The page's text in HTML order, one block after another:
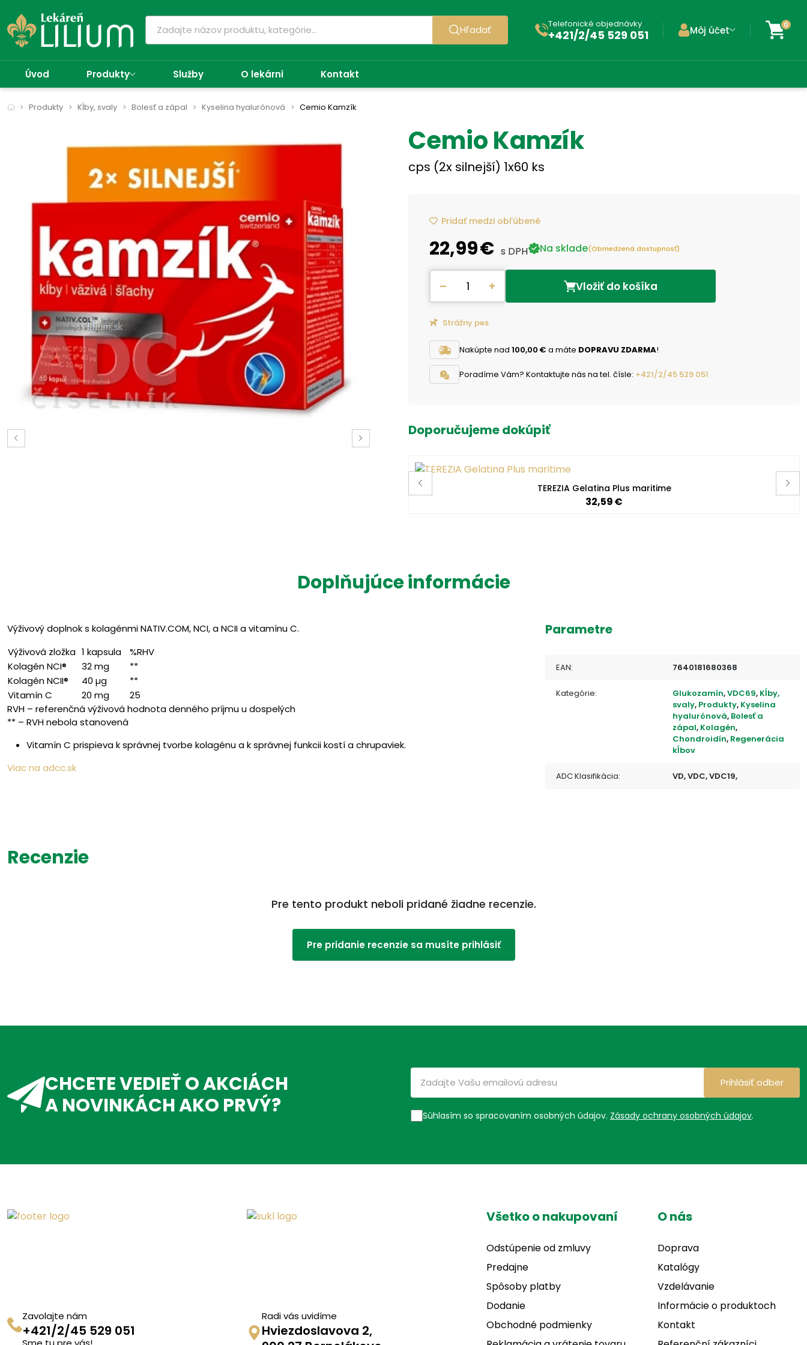
Hľadať Telefonické objednávky
+421/2/45 529 051 Môj účet 0
Úvod Produkty Služby O lekárni Kontakt
Produkty Kĺby, svaly Bolesť a zápal Kyselina hyalurónová Cemio Kamzík
Cemio Kamzík
cps (2x silnejší) 1x60 ks
Pridať medzi obľúbené
22,99 € s DPH Na sklade(Obmedzená dostupnosť)
– + Vložiť do košíka
Strážny pes
Nakúpte nad 100,00 € a máte DOPRAVU ZDARMA!
Poradíme Vám? Kontaktujte nás na tel. čísle: +421/2/45 529 051
Doporučujeme dokúpiť
TEREZIA Gelatina Plus maritime
32,59 €
Doplňujúce informácie
Výživový doplnok s kolagénmi NATIV.COM, NCI, a NCII a vitamínu C.
Výživová zložka 1 kapsula %RHV
Kolagén NCI®
32 mg
**
Kolagén NCII®
40 µg
**
Vitamín C
20 mg
25
RVH – referenčná výživová hodnota denného príjmu u dospelých
** – RVH nebola stanovená
Vitamín C prispieva k správnej tvorbe kolagénu a k správnej funkcii kostí a chrupaviek.
Viac na adcc.sk
Parametre
EAN: 7640181680368
Kategórie: Glukozamín,VDC69, Kĺby,
svaly, Produkty, Kyselina
hyalurónová, Bolesť a
zápal, Kolagén,
Chondroidín, Regenerácia
kĺbov
ADC Klasifikácia: VD, VDC, VDC19,
Recenzie
Pre tento produkt neboli pridané žiadne recenzie.
Pre pridanie recenzie sa musíte prihlásiť
CHCETE VEDIEŤ O AKCIÁCH
A NOVINKÁCH AKO PRVÝ?
Súhlasím so spracovaním osobných údajov. Zásady ochrany osobných údajov.
Prihlásiť odber
Zavolajte nám
+421/2/45 529 051
Radi vás uvidíme
Hviezdoslavova 2,
Všetko o nakupovaní
Odstúpenie od zmluvy
Predajne
Spôsoby platby
Dodanie
Obchodné podmienky
O nás
Doprava
Katalógy
Vzdelávanie
Informácie o produktoch
Kontakt